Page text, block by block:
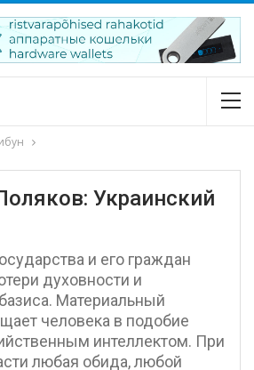
Украинский
и его граждан
духовности и
Материальный
человека в подобие
интеллектом. При
любая обида, любой